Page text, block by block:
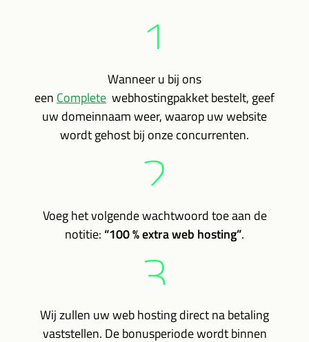
1
Wanneer u bij ons
een Complete webhostingpakket bestelt, geef
uw domeinnaam weer, waarop uw website
wordt gehost bij onze concurrenten.
2
Voeg het volgende wachtwoord toe aan de
notitie:“100 % extra web hosting”.
3
Wij zullen uw web hosting direct na betaling
vaststellen. De bonusperiode wordt binnen